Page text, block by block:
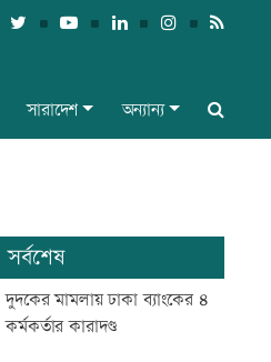
সারাদেশ অন্যান্য
সর্বশেষ
দুদকের মামলায় ঢাকা ব্যাংকের ৪
কর্মকর্তার কারাদণ্ড